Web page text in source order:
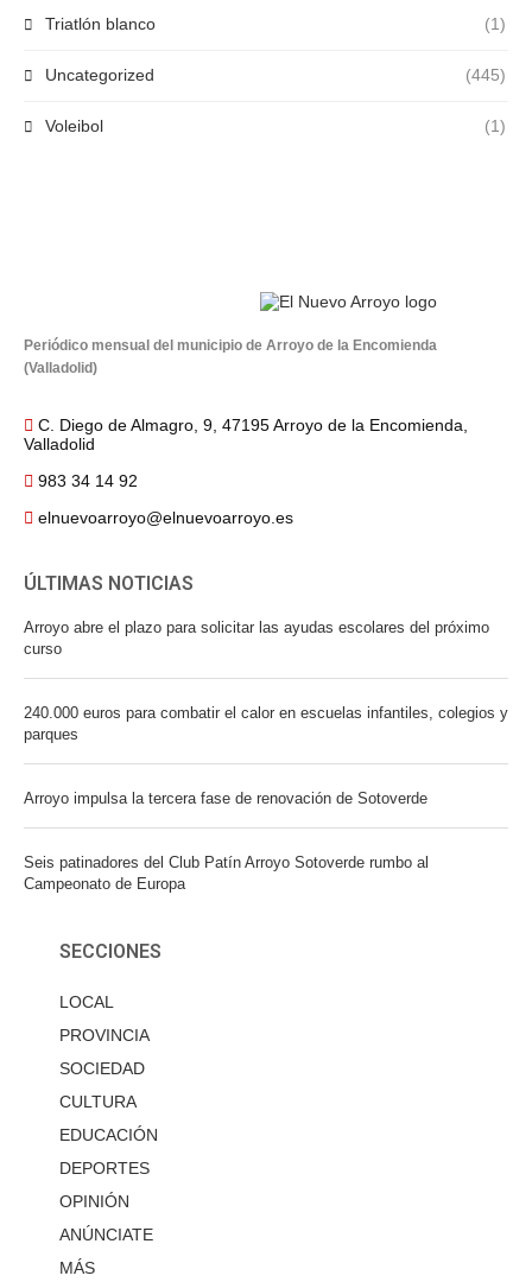
Triatlón blanco (1)
Uncategorized (445)
Voleibol (1)
Periódico mensual del municipio de Arroyo de la Encomienda
(Valladolid)
C. Diego de Almagro, 9, 47195 Arroyo de la Encomienda,
Valladolid
983 34 14 92
elnuevoarroyo@elnuevoarroyo.es
ÚLTIMAS NOTICIAS
Arroyo abre el plazo para solicitar las ayudas escolares del próximo
curso
240.000 euros para combatir el calor en escuelas infantiles, colegios y
parques
Arroyo impulsa la tercera fase de renovación de Sotoverde
Seis patinadores del Club Patín Arroyo Sotoverde rumbo al
Campeonato de Europa
SECCIONES
LOCAL
PROVINCIA
SOCIEDAD
CULTURA
EDUCACIÓN
DEPORTES
OPINIÓN
ANÚNCIATE
MÁS